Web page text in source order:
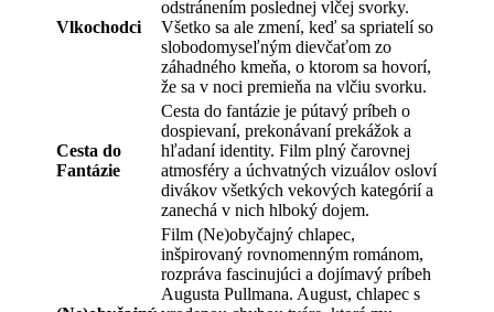
Vlkochodci
odstránením poslednej vlčej svorky.
Všetko sa ale zmení, keď sa spriatelí so
slobodomyseľným dievčaťom zo
záhadného kmeňa, o ktorom sa hovorí,
že sa v noci premieňa na vlčiu svorku.
Cesta do
Fantázie
Cesta do fantázie je pútavý príbeh o
dospievaní, prekonávaní prekážok a
hľadaní identity. Film plný čarovnej
atmosféry a úchvatných vizuálov osloví
divákov všetkých vekových kategórií a
zanechá v nich hlboký dojem.
Film (Ne)obyčajný chlapec,
inšpirovaný rovnomenným románom,
rozpráva fascinujúci a dojímavý príbeh
Augusta Pullmana. August, chlapec s